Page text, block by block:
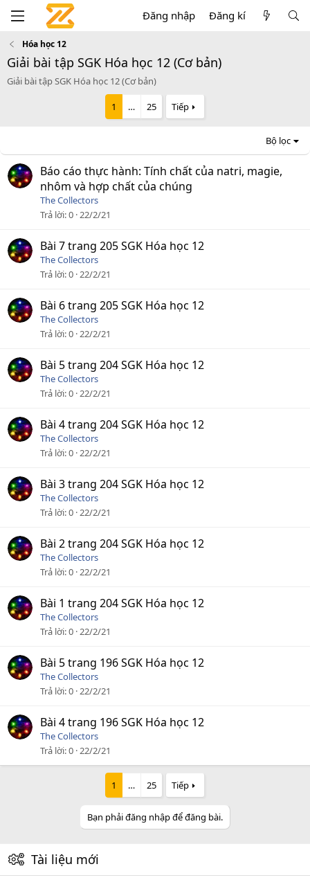
Đăng nhập Đăng kí
Hóa học 12
Giải bài tập SGK Hóa học 12 (Cơ bản)
Giải bài tập SGK Hóa học 12 (Cơ bản)
1 … 25 Tiếp
Bộ lọc
Báo cáo thực hành: Tính chất của natri, magie,
nhôm và hợp chất của chúng
The Collectors
Trả lời 0 22/2/21
Bài 7 trang 205 SGK Hóa học 12
The Collectors
Trả lời 0 22/2/21
Bài 6 trang 205 SGK Hóa học 12
The Collectors
Trả lời 0 22/2/21
Bài 5 trang 204 SGK Hóa học 12
The Collectors
Trả lời 0 22/2/21
Bài 4 trang 204 SGK Hóa học 12
The Collectors
Trả lời 0 22/2/21
Bài 3 trang 204 SGK Hóa học 12
The Collectors
Trả lời 0 22/2/21
Bài 2 trang 204 SGK Hóa học 12
The Collectors
Trả lời 0 22/2/21
Bài 1 trang 204 SGK Hóa học 12
The Collectors
Trả lời 0 22/2/21
Bài 5 trang 196 SGK Hóa học 12
The Collectors
Trả lời 0 22/2/21
Bài 4 trang 196 SGK Hóa học 12
The Collectors
Trả lời 0 22/2/21
1 … 25 Tiếp
Bạn phải đăng nhập để đăng bài.
Tài liệu mới